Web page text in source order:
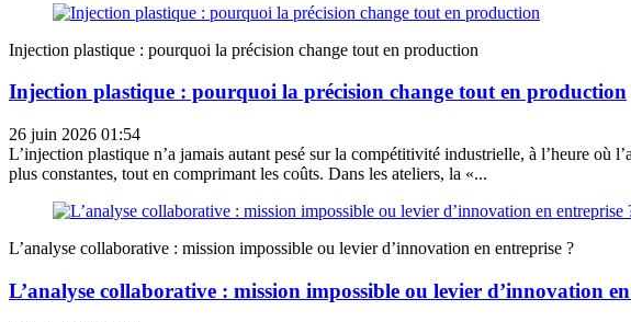
Injection plastique : pourquoi la précision change tout en production
Injection plastique : pourquoi la précision change tout en production
26 juin 2026 01:54
L’injection plastique n’a jamais autant pesé sur la compétitivité industrielle, à l’heure
plus constantes, tout en comprimant les coûts. Dans les ateliers, la «...
L’analyse collaborative : mission impossible ou levier d’innovation en entreprise ?
L’analyse collaborative : mission impossible ou levier d’innovation